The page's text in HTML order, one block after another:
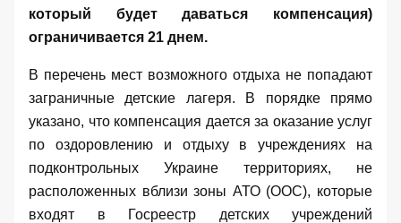
который будет даваться компенсация)
ограничивается 21 днем.
В перечень мест возможного отдыха не попадают
заграничные детские лагеря. В порядке прямо
указано, что компенсация дается за оказание услуг
по оздоровлению и отдыху в учреждениях на
подконтрольных Украине территориях, не
расположенных вблизи зоны АТО (ООС), которые
входят в
Госреестр детских учреждений